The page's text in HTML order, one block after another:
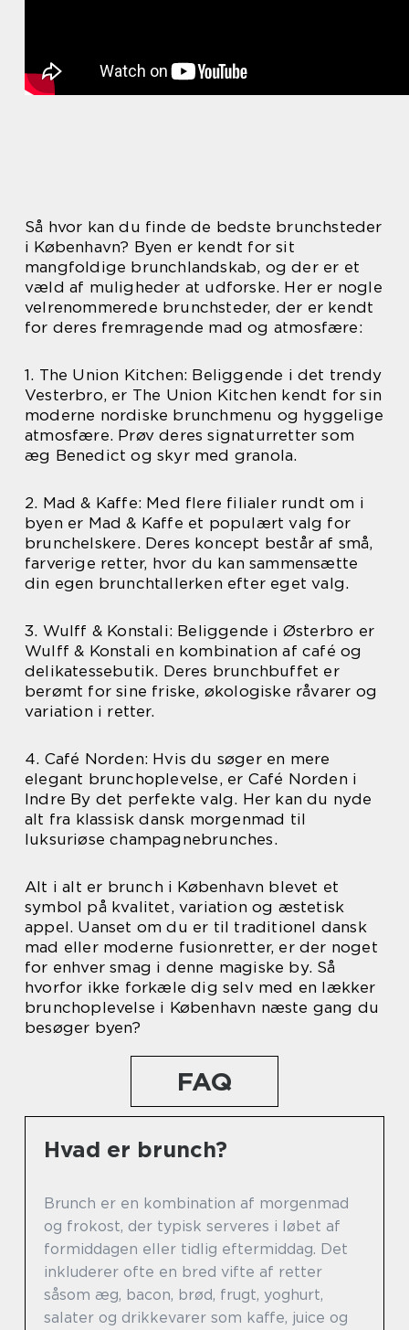
Så hvor kan du finde de bedste brunchsteder
i København? Byen er kendt for sit
mangfoldige brunchlandskab, og der er et
væld af muligheder at udforske. Her er nogle
velrenommerede brunchsteder, der er kendt
for deres fremragende mad og atmosfære:
1. The Union Kitchen: Beliggende i det trendy
Vesterbro, er The Union Kitchen kendt for sin
moderne nordiske brunchmenu og hyggelige
atmosfære. Prøv deres signaturretter som
æg Benedict og skyr med granola.
2. Mad & Kaffe: Med flere filialer rundt om i
byen er Mad & Kaffe et populært valg for
brunchelskere. Deres koncept består af små,
farverige retter, hvor du kan sammensætte
din egen brunchtallerken efter eget valg.
3. Wulff & Konstali: Beliggende i Østerbro er
Wulff & Konstali en kombination af café og
delikatessebutik. Deres brunchbuffet er
berømt for sine friske, økologiske råvarer og
variation i retter.
4. Café Norden: Hvis du søger en mere
elegant brunchoplevelse, er Café Norden i
Indre By det perfekte valg. Her kan du nyde
alt fra klassisk dansk morgenmad til
luksuriøse champagnebrunches.
Alt i alt er brunch i København blevet et
symbol på kvalitet, variation og æstetisk
appel. Uanset om du er til traditionel dansk
mad eller moderne fusionretter, er der noget
for enhver smag i denne magiske by. Så
hvorfor ikke forkæle dig selv med en lækker
brunchoplevelse i København næste gang du
besøger byen?
FAQ
Hvad er brunch?
Brunch er en kombination af morgenmad
og frokost, der typisk serveres i løbet af
formiddagen eller tidlig eftermiddag. Det
inkluderer ofte en bred vifte af retter
såsom æg, bacon, brød, frugt, yoghurt,
salater og drikkevarer som kaffe, juice og